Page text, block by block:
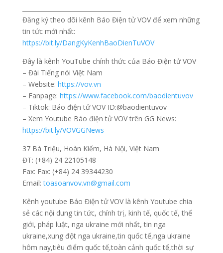
Đăng ký theo dõi kênh Báo Điện tử VOV để xem những
tin tức mới nhất:
https://bit.ly/DangKyKenhBaoDienTuVOV
Đây là kênh YouTube chính thức của Báo Điện tử VOV
– Đài Tiếng nói Việt Nam
– Website: https://vov.vn​
– Fanpage: https://www.facebook.com/baodientuvov​
– Tiktok: Báo điện tử VOV ID:@baodientuvov
– Xem Youtube Báo điện tử VOV trên GG News:
https://bit.ly/VOVGGNews
37 Bà Triệu, Hoàn Kiếm, Hà Nội, Việt Nam
ĐT: (+84) 24 22105148
Fax: Fax: (+84) 24 39344230
Email:toasoanvov.vn@gmail.com
Kênh youtube Báo Điện tử VOV là kênh Youtube chia
sẻ các nội dung tin tức, chính trị, kinh tế, quốc tế, thế
giới, pháp luật, nga ukraine mới nhất, tin nga
ukraine,xung đột nga ukraine,tin quốc tế,nga ukraine
hôm nay,tiêu điểm quốc tế,toàn cảnh quốc tế,thời sự